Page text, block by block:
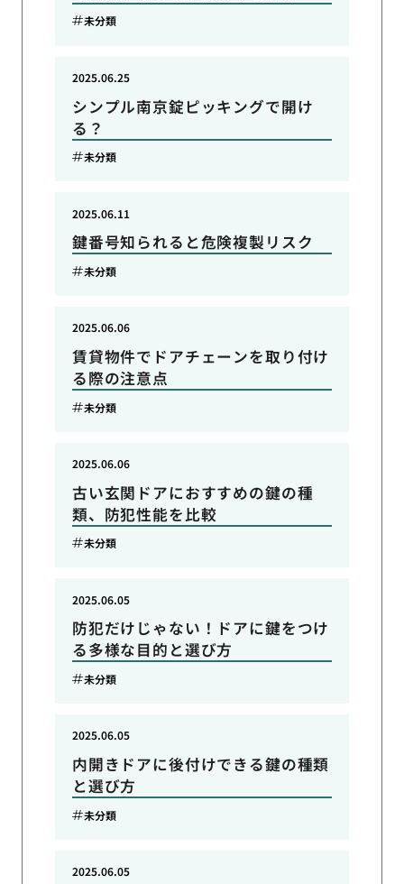
未分類
シンプル南京錠ピッキングで開け
る？
2025.06.25
未分類
鍵番号知られると危険複製リスク
2025.06.11
未分類
賃貸物件でドアチェーンを取り付け
る際の注意点
2025.06.06
未分類
古い玄関ドアにおすすめの鍵の種
類、防犯性能を比較
2025.06.06
未分類
防犯だけじゃない！ドアに鍵をつけ
る多様な目的と選び方
2025.06.05
未分類
内開きドアに後付けできる鍵の種類
と選び方
2025.06.05
未分類
2025.06.05